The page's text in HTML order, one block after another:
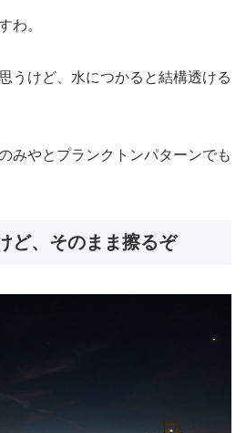
わ。
うけど、水につかると結構透ける
みやとプランクトンパターンでも
ど、そのまま擦るぞ